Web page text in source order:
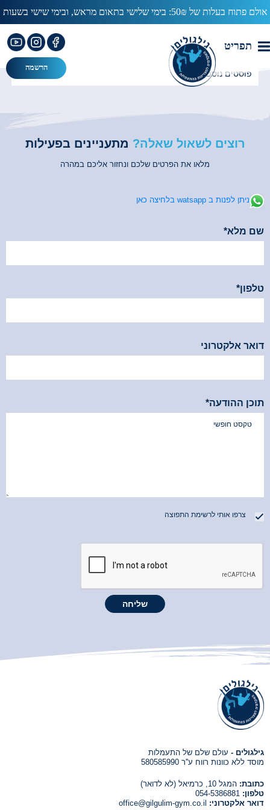
אולם פתוח בעלות של 50₪: בימי שלישי בתאום מראש, ובימי שישי בשעות
תפריט
הרשמה
עב
מאסטרס 2016 (3:31)
רוצים לשאול שאלה? מתעניינים בפעילות
מלאו את הפרטים שלכם ונחזור אליכם במהרה
ניתן לפנות ב watsapp בלחיצה כאן
שם מלא*
טלפון*
דואר אלקטרוני
תוכן ההודעה*
צרפו אותי לרשימת התפוצה
גילגולים - עולם שלם של התעמלות
מוסד ללא כוונות רווח ע''ר 580585990
כתובת: המגל 10, כרמיאל (לא לדואר)
טלפון:
דואר אלקטרוני: office@gilgulim-gym.co.il